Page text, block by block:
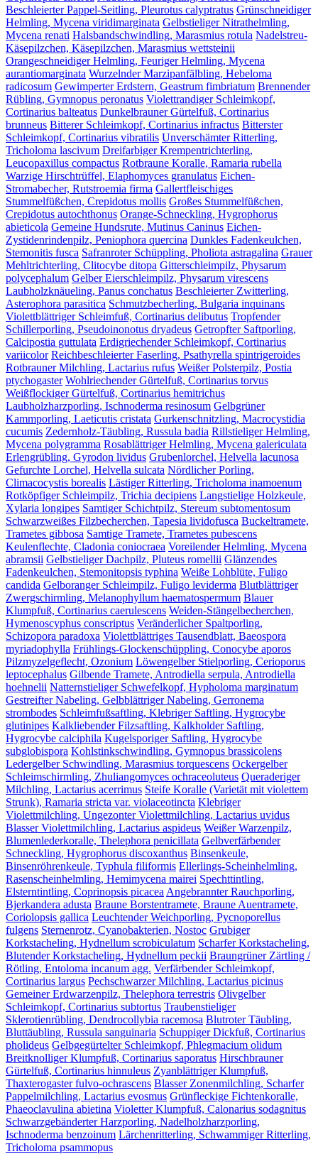
Beschleierter Pappel-Seitling, Pleurotus calyptratus Grünschneidiger
Helmling, Mycena viridimarginata Gelbstieliger Nitrathelmling,
Mycena renati Halsbandschwindling, Marasmius rotula Nadelstreu-
Käsepilzchen, Käsepilzchen, Marasmius wettsteinii
Orangeschneidiger Helmling, Feuriger Helmling, Mycena
aurantiomarginata Wurzelnder Marzipanfälbling, Hebeloma
radicosum Gewimperter Erdstern, Geastrum fimbriatum Brennender
Rübling, Gymnopus peronatus Violettrandiger Schleimkopf,
Cortinarius balteatus Dunkelbrauner Gürtelfuß, Cortinarius
brunneus Bitterer Schleimkopf, Cortinarius infractus Bitterster
Schleimkopf, Cortinarius vibratilis Unverschämter Ritterling,
Tricholoma lascivum Dreifarbiger Krempentrichterling,
Leucopaxillus compactus Rotbraune Koralle, Ramaria rubella
Warzige Hirschtrüffel, Elaphomyces granulatus Eichen-
Stromabecher, Rutstroemia firma Gallertfleischiges
Stummelfüßchen, Crepidotus mollis Großes Stummelfüßchen,
Crepidotus autochthonus Orange-Schneckling, Hygrophorus
abieticola Gemeine Hundsrute, Mutinus Caninus Eichen-
Zystidenrindenpilz, Peniophora quercina Dunkles Fadenkeulchen,
Stemonitis fusca Safranroter Schüppling, Pholiota astragalina Grauer
Mehltrichterling, Clitocybe ditopa Gitterschleimpilz, Physarum
polycephalum Gelber Eierschleimpilz, Physarum virescens
Laubholzknäueling, Panus conchatus Beschleierter Zwitterling,
Asterophora parasitica Schmutzbecherling, Bulgaria inquinans
Violettblättriger Schleimfuß, Cortinarius delibutus Tropfender
Schillerporling, Pseudoinonotus dryadeus Getropfter Saftporling,
Calcipostia guttulata Erdigriechender Schleimkopf, Cortinarius
variicolor Reichbeschleierter Faserling, Psathyrella spintrigeroides
Rotbrauner Milchling, Lactarius rufus Weißer Polsterpilz, Postia
ptychogaster Wohlriechender Gürtelfuß, Cortinarius torvus
Weißflockiger Gürtelfuß, Cortinarius hemitrichus
Laubholzharzporling, Ischnoderma resinosum Gelbgrüner
Kammporling, Laeticutis cristata Gurkenschnitzling, Macrocystidia
cucumis Zedernholz-Täubling, Russula badia Rillstieliger Helmling,
Mycena polygramma Rosablättriger Helmling, Mycena galericulata
Erlengrübling, Gyrodon lividus Grubenlorchel, Helvella lacunosa
Gefurchte Lorchel, Helvella sulcata Nördlicher Porling,
Climacocystis borealis Lästiger Ritterling, Tricholoma inamoenum
Rotköpfiger Schleimpilz, Trichia decipiens Langstielige Holzkeule,
Xylaria longipes Samtiger Schichtpilz, Stereum subtomentosum
Schwarzweißes Filzbecherchen, Tapesia lividofusca Buckeltramete,
Trametes gibbosa Samtige Tramete, Trametes pubescens
Keulenflechte, Cladonia coniocraea Voreilender Helmling, Mycena
abramsii Gelbstieliger Dachpilz, Pluteus romellii Glänzendes
Fadenkeulchen, Stemonitopsis typhina Weiße Lohblüte, Fuligo
candida Gelboranger Schleimpilz, Fuligo leviderma Blutblättriger
Zwergschirmling, Melanophyllum haematospermum Blauer
Klumpfuß, Cortinarius caerulescens Weiden-Stängelbecherchen,
Hymenoscyphus conscriptus Veränderlicher Spaltporling,
Schizopora paradoxa Violettblättriges Tausendblatt, Baeospora
myriadophylla Frühlings-Glockenschüppling, Conocybe aporos
Pilzmyzelgeflecht, Ozonium Löwengelber Stielporling, Cerioporus
leptocephalus Gilbende Tramete, Antrodiella serpula, Antrodiella
hoehnelii Natternstieliger Schwefelkopf, Hypholoma marginatum
Gestreifter Nabeling, Gelbblättriger Nabeling, Gerronema
strombodes Schleimfußsaftling, Klebriger Saftling, Hygrocybe
glutinipes Kalkliebender Filzsaftling, Kalkholder Saftling,
Hygrocybe calciphila Kugelsporiger Saftling, Hygrocybe
subglobispora Kohlstinkschwindling, Gymnopus brassicolens
Ledergelber Schwindling, Marasmius torquescens Ockergelber
Schleimschirmling, Zhuliangomyces ochraceoluteus Queraderiger
Milchling, Lactarius acerrimus Steife Koralle (Varietät mit violettem
Strunk), Ramaria stricta var. violaceotincta Klebriger
Violettmilchling, Ungezonter Violettmilchling, Lactarius uvidus
Blasser Violettmilchling, Lactarius aspideus Weißer Warzenpilz,
Blumenlederkoralle, Thelephora penicillata Gelbverfärbender
Schneckling, Hygrophorus discoxanthus Binsenkeule,
Binsenröhrenkeule, Typhula filiformis Ellerlings-Scheinhelmling,
Rasenscheinhelmling, Hemimycena mairei Spechttintling,
Elsterntintling, Coprinopsis picacea Angebrannter Rauchporling,
Bjerkandera adusta Braune Borstentramete, Braune Auentramete,
Coriolopsis gallica Leuchtender Weichporling, Pycnoporellus
fulgens Sternenrotz, Cyanobakterien, Nostoc Grubiger
Korkstacheling, Hydnellum scrobiculatum Scharfer Korkstacheling,
Blutender Korkstacheling, Hydnellum peckii Braungrüner Zärtling /
Rötling, Entoloma incanum agg. Verfärbender Schleimkopf,
Cortinarius largus Pechschwarzer Milchling, Lactarius picinus
Gemeiner Erdwarzenpilz, Thelephora terrestris Olivgelber
Schleimkopf, Cortinarius subtortus Traubenstieliger
Sklerotienrübling, Dendrocollybia racemosa Blutroter Täubling,
Bluttäubling, Russula sanguinaria Schuppiger Dickfuß, Cortinarius
pholideus Gelbgegürtelter Schleimkopf, Phlegmacium olidum
Breitknolliger Klumpfuß, Cortinarius saporatus Hirschbrauner
Gürtelfuß, Cortinarius hinnuleus Zyanblättriger Klumpfuß,
Thaxterogaster fulvo-ochrascens Blasser Zonenmilchling, Scharfer
Pappelmilchling, Lactarius evosmus Grünfleckige Fichtenkoralle,
Phaeoclavulina abietina Violetter Klumpfuß, Calonarius sodagnitus
Schwarzgebänderter Harzporling, Nadelholzharzporling,
Ischnoderma benzoinum Lärchenritterling, Schwammiger Ritterling,
Tricholoma psammopus